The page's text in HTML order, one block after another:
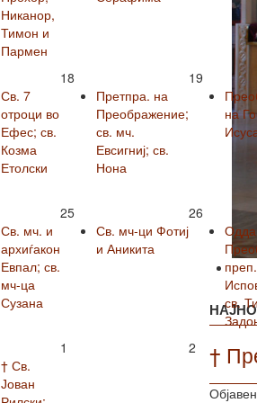
†
Никанор,
Тимон и
Пармен
Св. 7
отроци во
Ефес; св.
Козма
Етолски
18
Претпра. на
Преображение;
св. мч.
Евсигниј; св.
Нона
19
на
Св. мч. и
архиѓакон
Евпал; св.
мч-ца
Сузана
25
Св. мч-ци Фотиј
и Аникита
26
св.
† Св.
Јован
1 2